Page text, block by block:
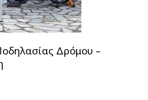
Δρόμου –